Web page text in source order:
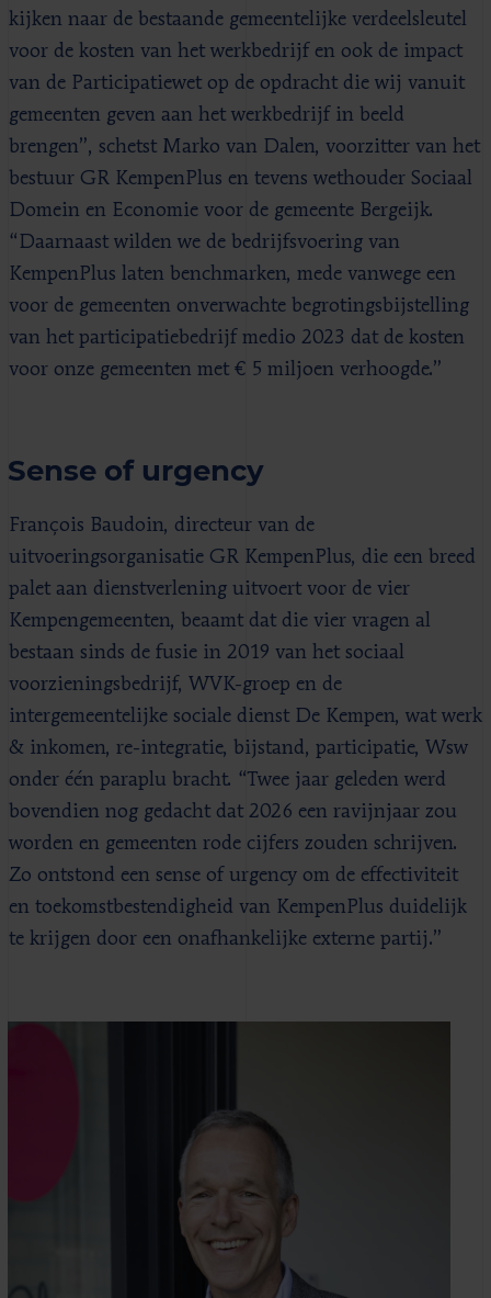
kijken naar de bestaande gemeentelijke verdeelsleutel
voor de kosten van het werkbedrijf en ook de impact
van de Participatiewet op de opdracht die wij vanuit
gemeenten geven aan het werkbedrijf in beeld
brengen”, schetst Marko van Dalen, voorzitter van het
bestuur GR KempenPlus en tevens wethouder Sociaal
Domein en Economie voor de gemeente Bergeijk.
“Daarnaast wilden we de bedrijfsvoering van
KempenPlus laten benchmarken, mede vanwege een
voor de gemeenten onverwachte begrotingsbijstelling
van het participatiebedrijf medio 2023 dat de kosten
voor onze gemeenten met € 5 miljoen verhoogde.”
Sense of urgency
François Baudoin, directeur van de
uitvoeringsorganisatie GR KempenPlus, die een breed
palet aan dienstverlening uitvoert voor de vier
Kempengemeenten, beaamt dat die vier vragen al
bestaan sinds de fusie in 2019 van het sociaal
voorzieningsbedrijf, WVK-groep en de
intergemeentelijke sociale dienst De Kempen, wat werk
& inkomen, re-integratie, bijstand, participatie, Wsw
onder één paraplu bracht. “Twee jaar geleden werd
bovendien nog gedacht dat 2026 een ravijnjaar zou
worden en gemeenten rode cijfers zouden schrijven.
Zo ontstond een sense of urgency om de effectiviteit
en toekomstbestendigheid van KempenPlus duidelijk
te krijgen door een onafhankelijke externe partij.”